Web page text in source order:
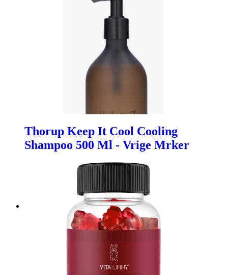
Thorup Keep It Cool Cooling
Shampoo 500 Ml - Vrige Mrker